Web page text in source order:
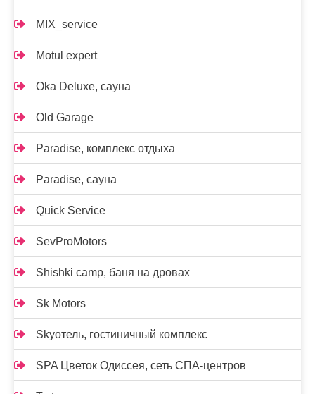
MIX_service
Motul expert
Oka Deluxe, сауна
Old Garage
Paradise, комплекс отдыха
Paradise, сауна
Quick Service
SevProMotors
Shishki camp, баня на дровах
Sk Motors
Skyотель, гостиничный комплекс
SPA Цветок Одиссея, сеть СПА-центров